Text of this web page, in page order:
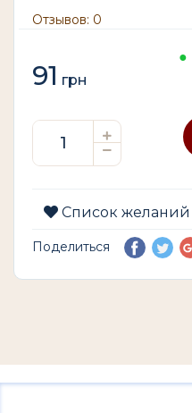
Отзывов: 0
91 грн
Список желаний
Поделиться